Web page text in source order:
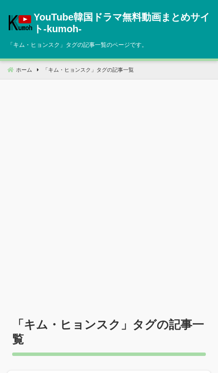
へ
動
YouTube韓国ドラマ無料動画まとめサイ
ト‐kumoh‐
「キム・ヒョンスク 」タグの記事一覧のページです。
ホーム 「 キム・ヒョンスク 」タグの記事一覧
「キム・ヒョンスク 」タグの記事一
覧